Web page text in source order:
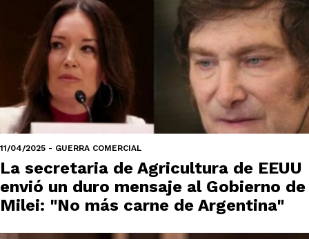
11/04/2025 - GUERRA COMERCIAL
La secretaria de Agricultura de EEUU
envió un duro mensaje al Gobierno de
Milei: "No más carne de Argentina"